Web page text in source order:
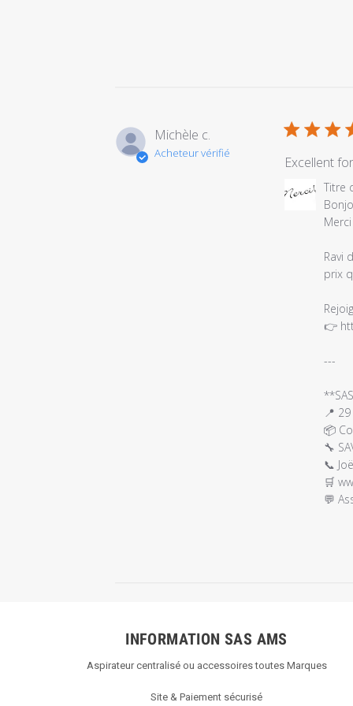
Michèle c.
Acheteur vérifié
Excellent
du
propriétaire
magasin
Titre
Ravi
prix
👉
---
📍
📦
🔧
📞
🛒
💬
INFORMATION SAS AMS
Aspirateur centralisé ou accessoires toutes Marques
Site & Paiement sécurisé